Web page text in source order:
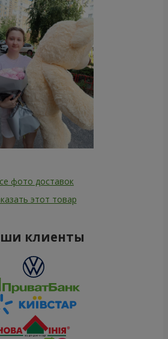
фото доставок
этот товар
клиенты